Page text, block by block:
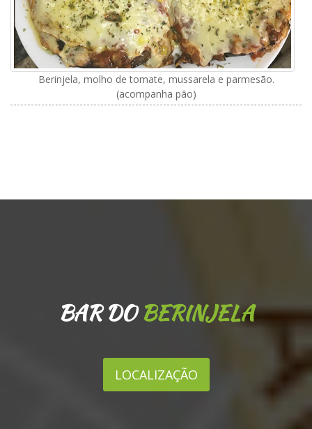
Berinjela, molho de tomate, mussarela e parmesão.
(acompanha pão)
BAR DOBERINJELA
LOCALIZAÇÃO